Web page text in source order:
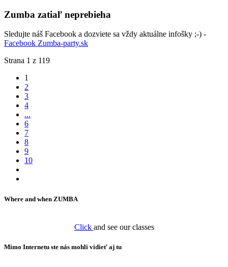
Zumba zatiaľ neprebieha
Sledujte náš Facebook a dozviete sa vždy aktuálne infošky ;-) -
Facebook Zumba-party.sk
Strana 1 z 119
1
2
3
4
...
6
7
8
9
10
Where and when ZUMBA
Click and see our classes
Mimo Internetu ste nás mohli vidieť aj tu